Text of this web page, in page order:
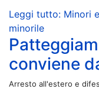
Leggi tutto: Minori
minorile
conviene
Arresto all'estero e